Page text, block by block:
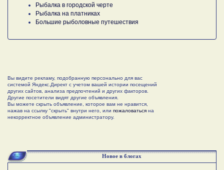
Рыбалка в городской черте
Рыбалка на платниках
Большие рыболовные путешествия
Вы видите рекламу, подобранную персонально для вас
системой Яндекс.Директ с учетом вашей истории посещений
других сайтов, анализа предпочтений и других факторов.
Другие посетители видят другие объявления.
Вы можете скрыть объявление, которое вам не нравится,
нажав на ссылку "скрыть" внутри него, или пожаловаться на
некорректное объявление администратору.
Новое в блогах